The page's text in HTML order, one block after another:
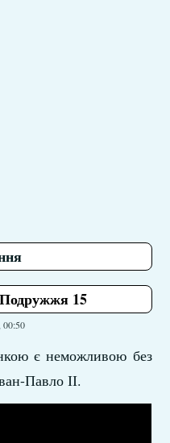
15
00:50
є неможливою без
Павло ІІ.